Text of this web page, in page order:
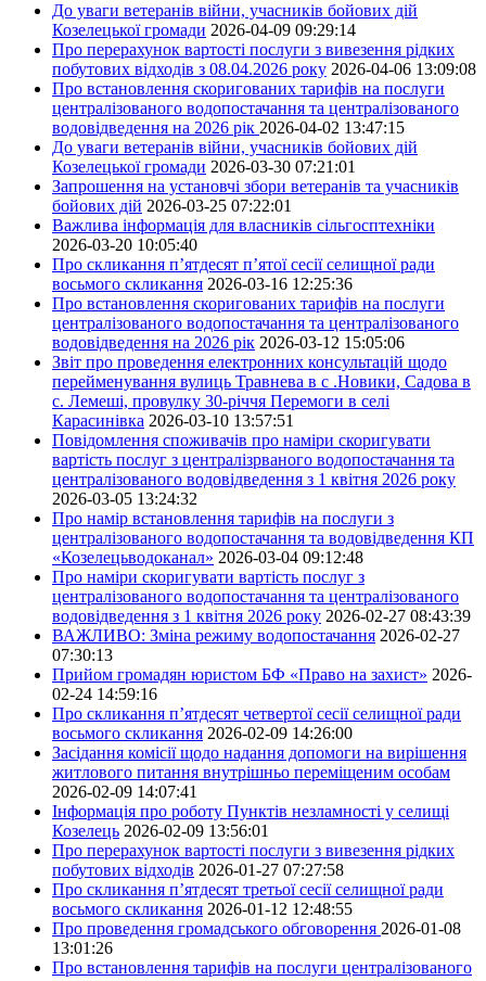
До уваги ветеранів війни, учасників бойових дій
Козелецької громади 2026-04-09 09:29:14
Про перерахунок вартості послуги з вивезення рідких
побутових відходів з 08.04.2026 року 2026-04-06 13:09:08
Про встановлення скоригованих тарифів на послуги
централізованого водопостачання та централізованого
водовідведення на 2026 рік 2026-04-02 13:47:15
До уваги ветеранів війни, учасників бойових дій
Козелецької громади 2026-03-30 07:21:01
Запрошення на установчі збори ветеранів та учасників
бойових дій 2026-03-25 07:22:01
Важлива інформація для власників сільгосптехніки
2026-03-20 10:05:40
Про скликання п’ятдесят п’ятої сесії селищної ради
восьмого скликання 2026-03-16 12:25:36
Про встановлення скоригованих тарифів на послуги
централізованого водопостачання та централізованого
водовідведення на 2026 рік 2026-03-12 15:05:06
Звіт про проведення електронних консультацій щодо
перейменування вулиць Травнева в с .Новики, Садова в
с. Лемеші, провулку 30-річчя Перемоги в селі
Карасинівка 2026-03-10 13:57:51
Повідомлення споживачів про наміри скоригувати
вартість послуг з централізрваного водопостачання та
централізованого водовідведення з 1 квітня 2026 року
2026-03-05 13:24:32
Про намір встановлення тарифів на послуги з
централізованого водопостачання та водовідведення КП
«Козелецьводоканал» 2026-03-04 09:12:48
Про наміри скоригувати вартість послуг з
централізованого водопостачання та централізованого
водовідведення з 1 квітня 2026 року 2026-02-27 08:43:39
ВАЖЛИВО: Зміна режиму водопостачання 2026-02-27
07:30:13
Прийом громадян юристом БФ «Право на захист» 2026-
02-24 14:59:16
Про скликання п’ятдесят четвертої сесії селищної ради
восьмого скликання 2026-02-09 14:26:00
Засідання комісії щодо надання допомоги на вирішення
житлового питання внутрішньо переміщеним особам
2026-02-09 14:07:41
Інформація про роботу Пунктів незламності у селищі
Козелець 2026-02-09 13:56:01
Про перерахунок вартості послуги з вивезення рідких
побутових відходів 2026-01-27 07:27:58
Про скликання п’ятдесят третьої сесії селищної ради
восьмого скликання 2026-01-12 12:48:55
Про проведення громадського обговорення 2026-01-08
13:01:26
Про встановлення тарифів на послуги централізованого